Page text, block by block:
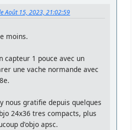
Août 15, 2023, 21:02:59
moins.
capteur 1 pouce avec un
une vache normande avec
nous gratifie depuis quelques
24x36 tres compacts, plus
d'objo apsc.